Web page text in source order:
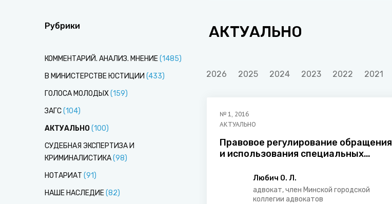
Рубрики АКТУАЛЬНО
КОММЕНТАРИЙ. АНАЛИЗ. МНЕНИЕ(1485)
В МИНИСТЕРСТВЕ ЮСТИЦИИ (433)
ГОЛОСА МОЛОДЫХ(159)
ЗАГС(104)
АКТУАЛЬНО(100)
СУДЕБНАЯ ЭКСПЕРТИЗА И
КРИМИНАЛИСТИКА(98)
НОТАРИАТ (91)
НАШЕ НАСЛЕДИЕ(82)
2026 2025 2024 2023 2022 2021
№ 1, 2016
АКТУАЛЬНО
Правовое регулирование обращения
и использования специальных
предназначенных для негласного
получения информации
Любич О. Л.
адвокат, член Минской городской
коллегии адвокатов